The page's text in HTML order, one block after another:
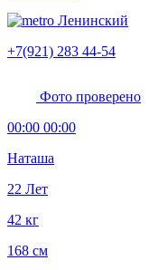
Ленинский
+7(921) 283 44-54
Фото проверено
00:00 00:00
Наташа
22 Лет
42 кг
168 см